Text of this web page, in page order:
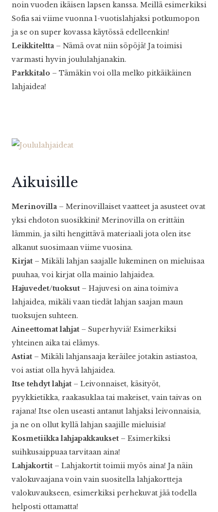
noin vuoden ikäisen lapsen kanssa. Meillä esimerkiksi
Sofia sai viime vuonna 1-vuotislahjaksi potkumopon
ja se on super kovassa käytössä edelleenkin!
Leikkiteltta – Nämä ovat niin söpöjä! Ja toimisi
varmasti hyvin joululahjanakin.
Parkkitalo – Tämäkin voi olla melko pitkäikäinen
lahjaidea!
Aikuisille
Merinovilla – Merinovillaiset vaatteet ja asusteet ovat
yksi ehdoton suosikkini! Merinovilla on erittäin
lämmin, ja silti hengittävä materiaali jota olen itse
alkanut suosimaan viime vuosina.
Kirjat – Mikäli lahjan saajalle lukeminen on mieluisaa
puuhaa, voi kirjat olla mainio lahjaidea.
Hajuvedet/tuoksut – Hajuvesi on aina toimiva
lahjaidea, mikäli vaan tiedät lahjan saajan maun
tuoksujen suhteen.
Aineettomat lahjat – Superhyviä! Esimerkiksi
yhteinen aika tai elämys.
Astiat – Mikäli lahjansaaja keräilee jotakin astiastoa,
voi astiat olla hyvä lahjaidea.
Itse tehdyt lahjat – Leivonnaiset, käsityöt,
pyykkietikka, raakasuklaa tai makeiset, vain taivas on
rajana! Itse olen useasti antanut lahjaksi leivonnaisia,
ja ne on ollut kyllä lahjan saajille mieluisia!
Kosmetiikka lahjapakkaukset – Esimerkiksi
suihkusaippuaa tarvitaan aina!
Lahjakortit – Lahjakortit toimii myös aina! Ja näin
valokuvaajana voin vain suositella lahjakortteja
valokuvaukseen, esimerkiksi perhekuvat jää todella
helposti ottamatta!